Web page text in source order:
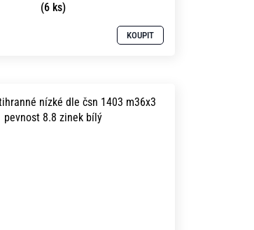
(6 ks)
KOUPIT
nízké dle čsn 1403 m36x3
pevnost 8.8 zinek bílý